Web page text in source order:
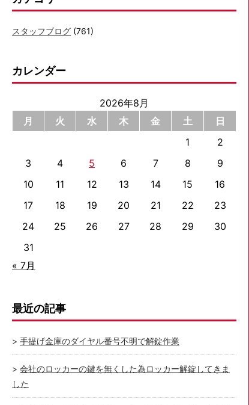
スタッフブログ (761)
カレンダー
2026年8月
月
火 水 木 金 土
日
1
2
3
4 5 6 7 8
9
10
11 12 13 14 15
16
17
18 19 20 21 22
23
24
25 26 27 28 29
30
31
« 7月
最近の記事
手提げ金庫のダイヤル番号不明で解錠作業
会社のロッカーの鍵を無くした為ロッカー解錠してきま
した